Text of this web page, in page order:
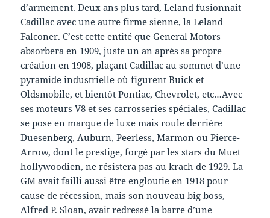
d’armement. Deux ans plus tard, Leland fusionnait
Cadillac avec une autre firme sienne, la Leland
Falconer. C’est cette entité que General Motors
absorbera en 1909, juste un an après sa propre
création en 1908, plaçant Cadillac au sommet d’une
pyramide industrielle où figurent Buick et
Oldsmobile, et bientôt Pontiac, Chevrolet, etc…Avec
ses moteurs V8 et ses carrosseries spéciales, Cadillac
se pose en marque de luxe mais roule derrière
Duesenberg, Auburn, Peerless, Marmon ou Pierce-
Arrow, dont le prestige, forgé par les stars du Muet
hollywoodien, ne résistera pas au krach de 1929. La
GM avait failli aussi être engloutie en 1918 pour
cause de récession, mais son nouveau big boss,
Alfred P. Sloan, avait redressé la barre d’une